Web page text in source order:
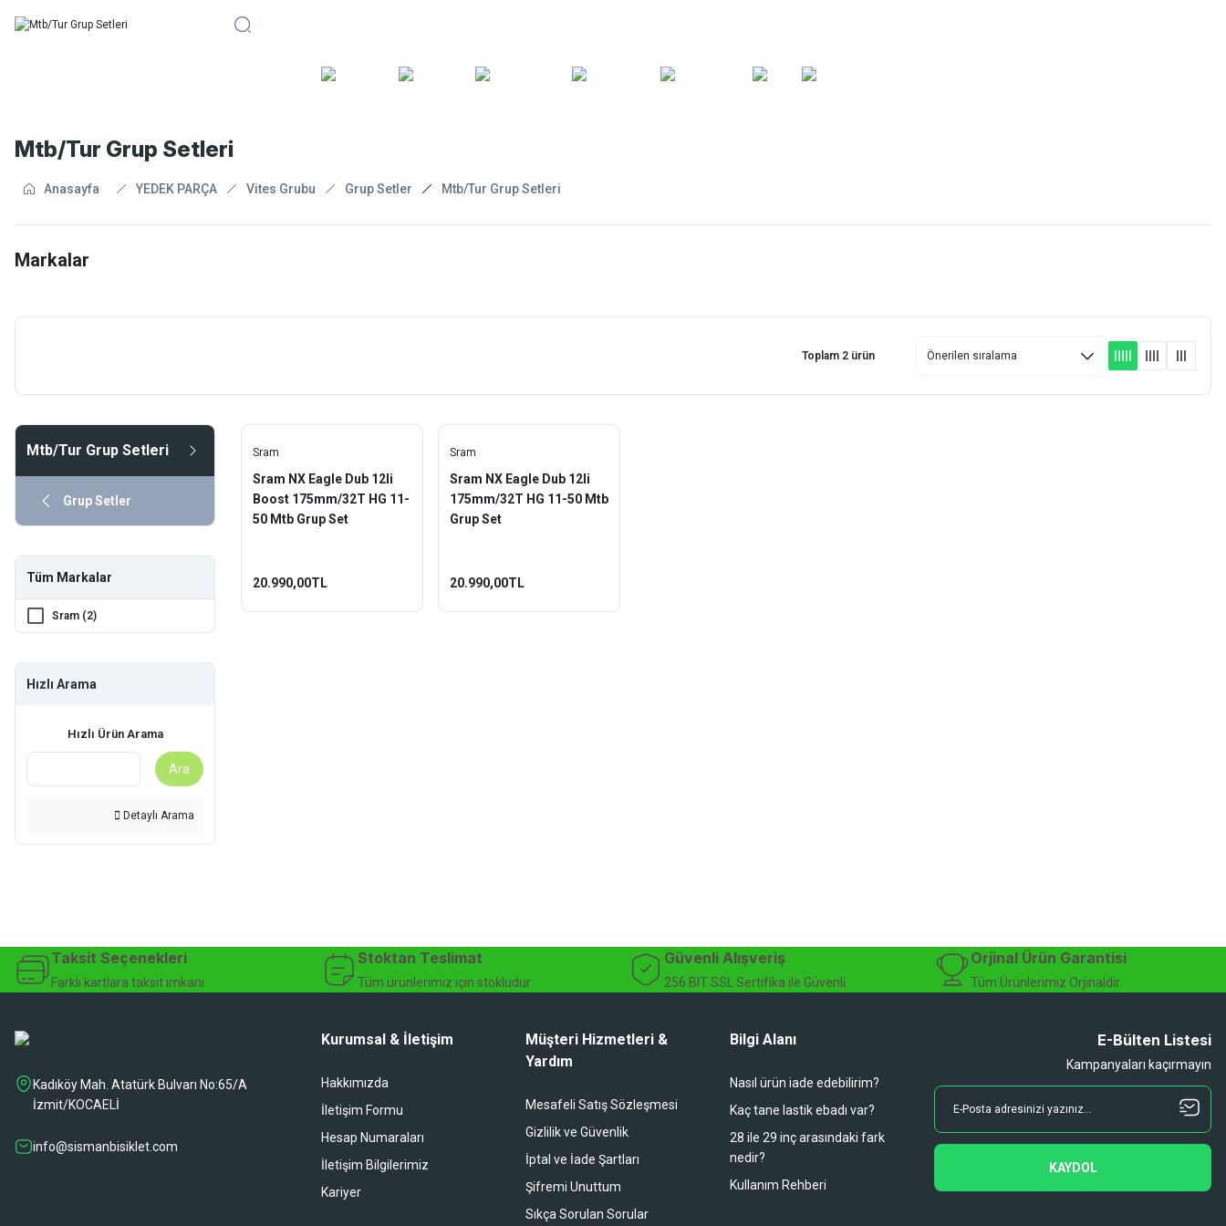
BİSİKLET AKSESUARLAR ASKI/TAŞIMA TAMİR/BAKIM GİYİM
Mtb/Tur Grup Setleri
Anasayfa YEDEK PARÇA Vites Grubu Grup Setler Mtb/Tur Grup Setleri
Markalar
Toplam 2 ürün
Mtb/Tur Grup Setleri
Grup Setler
Tüm Markalar
Sram (2)
Hızlı Arama
Hızlı Ürün Arama
Ara
Detaylı Arama
Sram
Sram NX Eagle Dub 12li
Boost 175mm/32T HG 11-
50 Mtb Grup Set
20.990,00TL
Sram
Sram NX Eagle Dub 12li
175mm/32T HG 11-50 Mtb
Grup Set
20.990,00TL
Taksit Seçenekleri
Farklı kartlara taksit imkanı
Stoktan Teslimat
Tüm ürünlerimiz için stokludur
Güvenli Alışveriş
256 BIT SSL Sertifika ile Güvenli
Orjinal Ürün Garantisi
Tüm Ürünlerimiz Orjinaldir
Kadıköy Mah. Atatürk Bulvarı No:65/A
İzmit/KOCAELİ
info@sismanbisiklet.com
Kurumsal & İletişim
Hakkımızda
İletişim Formu
Hesap Numaraları
İletişim Bilgilerimiz
Kariyer
Müşteri Hizmetleri &
Yardım
Mesafeli Satış Sözleşmesi
Gizlilik ve Güvenlik
İptal ve İade Şartları
Şifremi Unuttum
Sıkça Sorulan Sorular
Bilgi Alanı
Nasıl ürün iade edebilirim?
Kaç tane lastik ebadı var?
28 ile 29 inç arasındaki fark
nedir?
Kullanım Rehberi
E-Bülten Listesi
Kampanyaları kaçırmayın
KAYDOL